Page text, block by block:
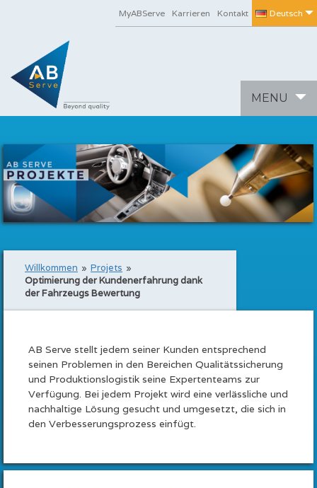
MyABServe Karrieren Kontakt Deutsch
Toggle
navigation
MENU
Willkommen » Projets »
Optimierung der Kundenerfahrung dank
der Fahrzeugs Bewertung
AB Serve stellt jedem seiner Kunden entsprechend
seinen Problemen in den Bereichen Qualitätssicherung
und Produktionslogistik seine Expertenteams zur
Verfügung. Bei jedem Projekt wird eine verlässliche und
nachhaltige Lösung gesucht und umgesetzt, die sich in
den Verbesserungsprozess einfügt.